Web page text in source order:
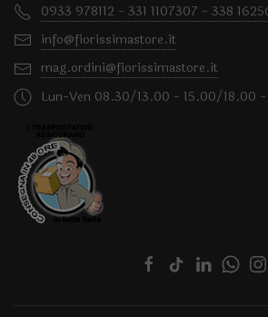
0933 978112 - 331 1107307 - 338
info@fiorissimastore.it
mag.ordini@fiorissimastore.it
Lun-Ven 08.30/13.00 - 15.00/18.00